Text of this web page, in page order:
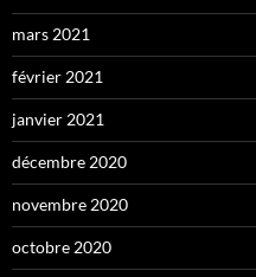
mars 2021
février 2021
janvier 2021
décembre 2020
novembre 2020
octobre 2020